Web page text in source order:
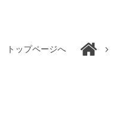
トップページへ